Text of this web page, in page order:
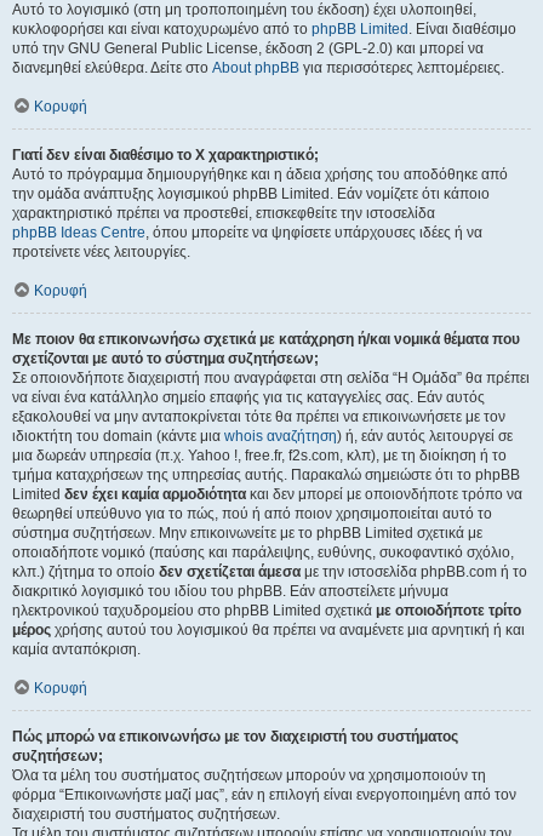
Αυτό το λογισμικό (στη μη τροποποιημένη του έκδοση) έχει υλοποιηθεί,
κυκλοφορήσει και είναι κατοχυρωμένο από το phpBB Limited . Είναι διαθέσιμο
υπό την GNU General Public License, έκδοση 2 (GPL-2.0) και μπορεί να
διανεμηθεί ελεύθερα. Δείτε στο About phpBB για περισσότερες λεπτομέρειες.
Κορυφή
Γιατί δεν είναι διαθέσιμο το Χ χαρακτηριστικό;
Αυτό το πρόγραμμα δημιουργήθηκε και η άδεια χρήσης του αποδόθηκε από
την ομάδα ανάπτυξης λογισμικού phpBB Limited. Εάν νομίζετε ότι κάποιο
χαρακτηριστικό πρέπει να προστεθεί, επισκεφθείτε την ιστοσελίδα
phpBB Ideas Centre, όπου μπορείτε να ψηφίσετε υπάρχουσες ιδέες ή να
προτείνετε νέες λειτουργίες.
Κορυφή
Με ποιον θα επικοινωνήσω σχετικά με κατάχρηση ή/και νομικά θέματα που
σχετίζονται με αυτό το σύστημα συζητήσεων;
Σε οποιονδήποτε διαχειριστή που αναγράφεται στη σελίδα “Η Ομάδα” θα πρέπει
να είναι ένα κατάλληλο σημείο επαφής για τις καταγγελίες σας. Εάν αυτός
εξακολουθεί να μην ανταποκρίνεται τότε θα πρέπει να επικοινωνήσετε με τον
ιδιοκτήτη του domain (κάντε μια whois αναζήτηση) ή, εάν αυτός λειτουργεί σε
μια δωρεάν υπηρεσία (π.χ. Yahoo !, free.fr, f2s.com, κλπ), με τη διοίκηση ή το
τμήμα καταχρήσεων της υπηρεσίας αυτής. Παρακαλώ σημειώστε ότι το phpBB
Limited δεν έχει καμία αρμοδιότητα και δεν μπορεί με οποιονδήποτε τρόπο να
θεωρηθεί υπεύθυνο για το πώς, πού ή από ποιον χρησιμοποιείται αυτό το
σύστημα συζητήσεων. Μην επικοινωνείτε με το phpBB Limited σχετικά με
οποιαδήποτε νομικό (παύσης και παράλειψης, ευθύνης, συκοφαντικό σχόλιο,
κλπ.) ζήτημα το οποίο δεν σχετίζεται άμεσα με την ιστοσελίδα phpBB.com ή το
διακριτικό λογισμικό του ιδίου του phpBB. Εάν αποστείλετε μήνυμα
ηλεκτρονικού ταχυδρομείου στο phpBB Limited σχετικά με οποιοδήποτε τρίτο
μέρος χρήσης αυτού του λογισμικού θα πρέπει να αναμένετε μια αρνητική ή και
καμία ανταπόκριση.
Κορυφή
Πώς μπορώ να επικοινωνήσω με τον διαχειριστή του συστήματος
συζητήσεων;
Όλα τα μέλη του συστήματος συζητήσεων μπορούν να χρησιμοποιούν τη
φόρμα “Επικοινωνήστε μαζί μας”, εάν η επιλογή είναι ενεργοποιημένη από τον
διαχειριστή του συστήματος συζητήσεων.